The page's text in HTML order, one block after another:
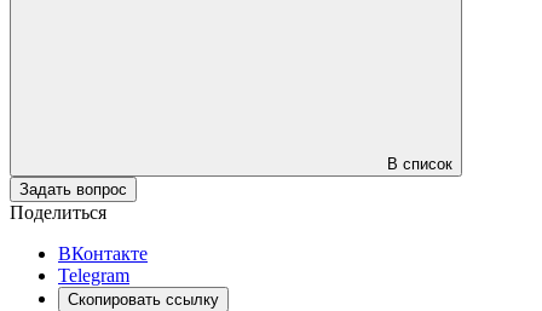
В список
Задать вопрос
Поделиться
ВКонтакте
Telegram
Скопировать ссылку